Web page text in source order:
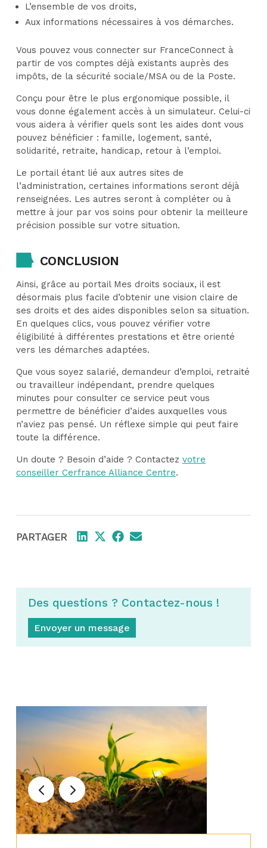
L’ensemble de vos droits,
Aux informations nécessaires à vos démarches.
Vous pouvez vous connecter sur FranceConnect à
partir de vos comptes déjà existants auprès des
impôts, de la sécurité sociale/MSA ou de la Poste.
Conçu pour être le plus ergonomique possible, il
vous donne également accès à un simulateur. Celui-ci
vous aidera à vérifier quels sont les aides dont vous
pouvez bénéficier : famille, logement, santé,
solidarité, retraite, handicap, retour à l’emploi.
Le portail étant lié aux autres sites de
l’administration, certaines informations seront déjà
renseignées. Les autres seront à compléter ou à
mettre à jour par vos soins pour obtenir la meilleure
précision possible sur votre situation.
CONCLUSION
Ainsi, grâce au portail Mes droits sociaux, il est
désormais plus facile d’obtenir une vision claire de
ses droits et des aides disponibles selon sa situation.
En quelques clics, vous pouvez vérifier votre
éligibilité à différentes prestations et être orienté
vers les démarches adaptées.
Que vous soyez salarié, demandeur d’emploi, retraité
ou travailleur indépendant, prendre quelques
minutes pour consulter ce service peut vous
permettre de bénéficier d’aides auxquelles vous
n’aviez pas pensé. Un réflexe simple qui peut faire
toute la différence.
Un doute ? Besoin d’aide ? Contactez votre
conseiller Cerfrance Alliance Centre.
PARTAGER
ShareShareShareShare
Des questions ? Contactez-nous !
Envoyer un message